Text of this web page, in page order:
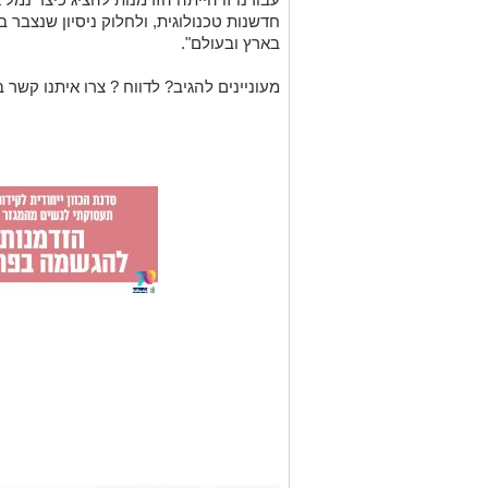
חדשנות טכנולוגית, ולחלוק ניסיון
בארץ ובעולם".
מעוניינים להגיב? לדווח ? צרו איתנו קשר